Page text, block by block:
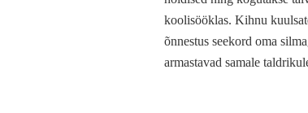
koolisööklas. Kihnu
õnnestus seekord oma
armastavad samale